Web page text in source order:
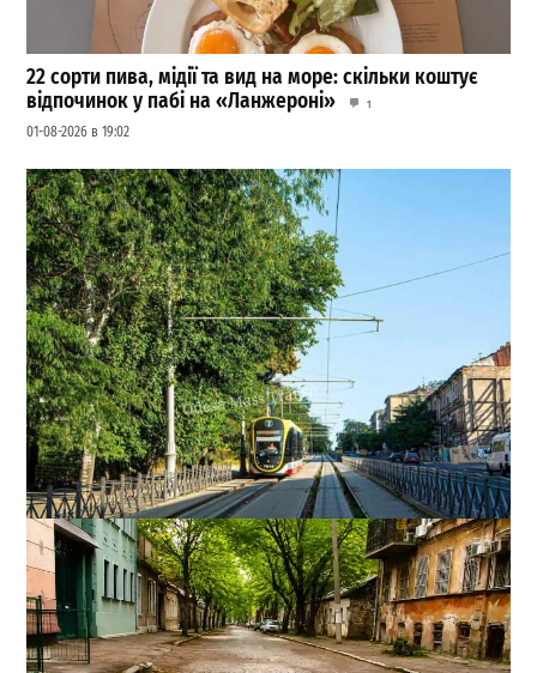
22 сорти пива, мідії та вид на море: скільки коштує
відпочинок у пабі на «Ланжероні»
1
01-08-2026 в 19:02
В Одесі змінили рух трамваїв і тролейбусів: які
маршрути скасували
0
29-07-2026 в 10:16
ВИБІР РЕДАКЦІЇ